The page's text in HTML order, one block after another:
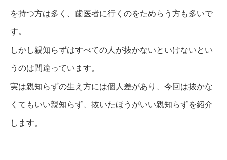
を持つ方は多く、歯医者に行くのをためらう方も多いで
す。
しかし親知らずはすべての人が抜かないといけないとい
うのは間違っています。
実は親知らずの生え方には個人差があり、今回は抜かな
くてもいい親知らず、抜いたほうがいい親知らずを紹介
します。